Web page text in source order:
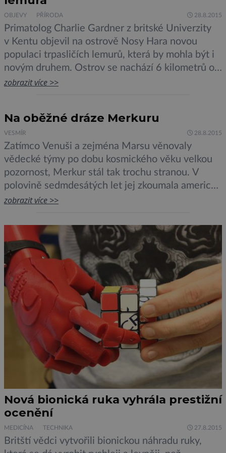
OBJEVY PŘÍRODA 28.8.2015
Primatolog Charlie Gardner z britské Univerzity
v Kentu objevil na ostrově Nosy Hara novou
populaci trpasličích lemurů, která by mohla být i
novým druhem. Ostrov se nachází 6 kilometrů od
pobřeží Madagaskaru, žádní lemuři na něm nikdy
odborníci domnívali, že se zde nachází pouze dva
druhy, […]
zobrazit více >>
Na oběžné dráze Merkuru
VESMÍR 28.8.2015
Zatímco Venuši a zejména Marsu věnovaly
vědecké týmy po dobu kosmického věku velkou
pozornost, Merkur stál tak trochu stranou. V
polovině sedmdesátých let jej zkoumala americká
sonda Mariner 10, která kolem planety udělala tři
teprve před 10 lety, 3. srpna 2004, se na cestu k
nejmenší planetě […]
zobrazit více >>
Nová bionická ruka vyhrála prestižní
ocenění
MEDICÍNA TECHNIKA 27.8.2015
Britští vědci vytvořili bionickou náhradu ruky,